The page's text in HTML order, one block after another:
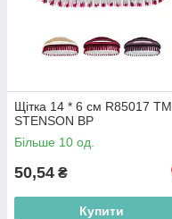
Щітка 14 * 6 см R85017 ТМ
STENSON BP
Більше 10 од.
50,54 ₴
Купити